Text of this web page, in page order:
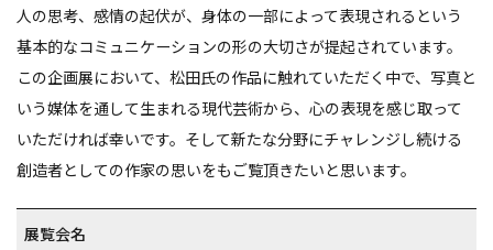
人の思考、感情の起伏が、身体の一部によって表現されるという
基本的なコミュニケーションの形の大切さが提起されています。
この企画展において、松田氏の作品に触れていただく中で、写真と
いう媒体を通して生まれる現代芸術から、心の表現を感じ取って
いただければ幸いです。そして新たな分野にチャレンジし続ける
創造者としての作家の思いをもご覧頂きたいと思います。
展覧会名